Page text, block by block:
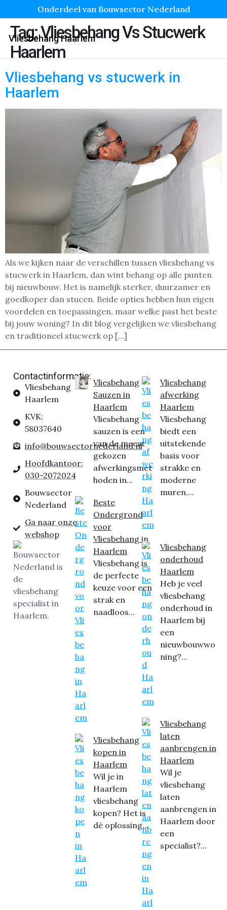
Onderdeel van Bouwsector Nederland
Vliesbehang Haarlem
Tag:Vliesbehang Vs Stucwerk
Haarlem
Vliesbehang vs stucwerk in
Haarlem
Als we kijken naar de verschillen tussen vliesbehang vs
stucwerk in Haarlem, dan wint behang op alle punten
bij nieuwbouw. Het is namelijk sterker, duurzamer en
goedkoper dan stucen. Beide opties hebben hun eigen
voordelen en toepassingen, maar welke past het beste
bij jouw woning? In dit blog vergelijken we vliesbehang
en traditioneel stucwerk op […]
Contactinformatie:
Vliesbehang
Haarlem
KVK:
58037640
info@bouwsectornederland.nl
Hoofdkantoor:
030-2072024
Bouwsector
Nederland
Ga naar onze
webshop
Vliesbehang
Sauzen in
Haarlem
Vliesbehang
sauzen is een
van de meest
gekozen
afwerkingsmet
hoden in...
Beste
Ondergrond
voor
Vliesbehang in
Haarlem
Vliesbehang is
de perfecte
keuze voor een
strak en
naadloos...
Vliesbehang
kopen in
Haarlem
Wil je in
Haarlem
vliesbehang
kopen? Het is
dé oplossing...
Vliesbehang
afwerking
Haarlem
Vliesbehang
biedt een
uitstekende
basis voor
strakke en
moderne
muren,...
Vliesbehang
onderhoud
Haarlem
Heb je veel
vliesbehang
onderhoud in
Haarlem bij
een
nieuwbouwwo
ning?...
Vliesbehang
laten
aanbrengen in
Haarlem
Wil je
vliesbehang
laten
aanbrengen in
Haarlem door
een
specialist?...